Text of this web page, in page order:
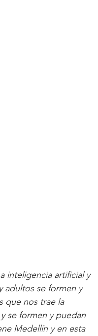
inteligencia artificial y
adultos se formen y
que nos trae la
se formen y puedan
Medellín y en esta